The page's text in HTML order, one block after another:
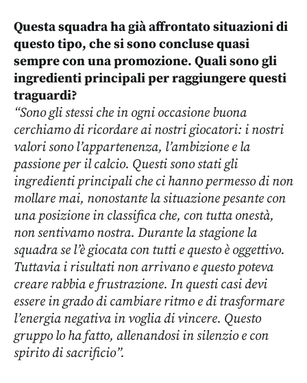
Questa squadra ha già affrontato situazioni di
questo tipo, che si sono concluse quasi
sempre con una promozione. Quali sono gli
ingredienti principali per raggiungere questi
traguardi?
“Sono gli stessi che in ogni occasione buona
cerchiamo di ricordare ai nostri giocatori: i nostri
valori sono l’appartenenza, l’ambizione e la
passione per il calcio. Questi sono stati gli
ingredienti principali che ci hanno permesso di non
mollare mai, nonostante la situazione pesante con
una posizione in classifica che, con tutta onestà,
non sentivamo nostra. Durante la stagione la
squadra se l’è giocata con tutti e questo è oggettivo.
Tuttavia i risultati non arrivano e questo poteva
creare rabbia e frustrazione. In questi casi devi
essere in grado di cambiare ritmo e di trasformare
l’energia negativa in voglia di vincere. Questo
gruppo lo ha fatto, allenandosi in silenzio e con
spirito di sacrificio”.